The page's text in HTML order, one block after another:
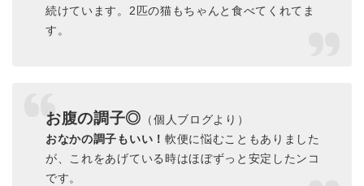
続けています。2匹の猫もちゃんと食べてくれてま
す。
お腹の調子◎ （個人ブログより）
おなかの調子もいい！ 軟便に悩むこともありました
が、これをあげている時はほぼずっと安定したンコ
です。